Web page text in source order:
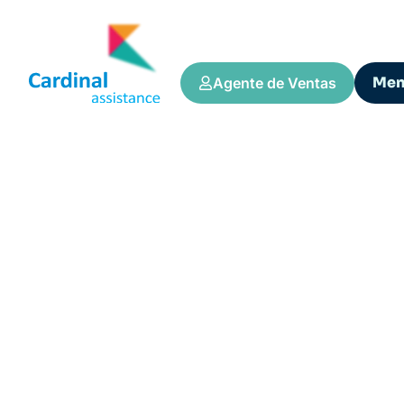
Agente de Ventas